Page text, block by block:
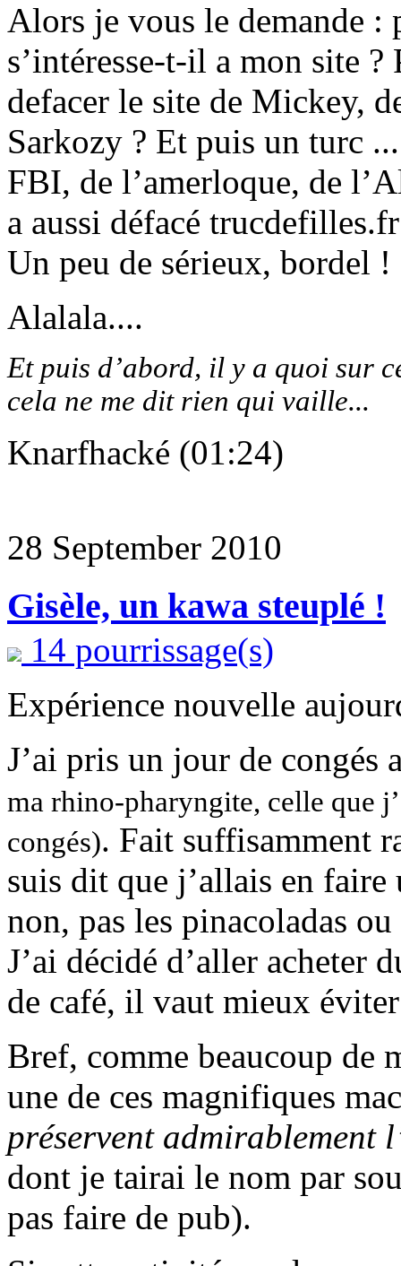
Alors je vous le demande
s’intéresse-t-il a mon site
defacer le site de Mickey,
Sarkozy ? Et puis un turc
FBI, de l’amerloque, de
a aussi défacé
Un peu de sérieux, bordel !
Alalala....
Et puis d’abord, il y a quoi sur
cela ne me dit rien qui vaille...
Knarfhacké (01:24)
28 September 2010
Gisèle, un kawa steuplé !
14 pourrissage(s)
Expérience nouvelle
J’ai pris un jour de congés
ma rhino-pharyngite, celle que
congés). Fait suffisamment
suis dit que j’allais en
non, pas les pinacoladas
J’ai décidé d’aller acheter
de café, il vaut mieux
Bref, comme beaucoup de
une de ces magnifiques
préservent admirablement
dont je tairai le nom par
pas faire de pub).